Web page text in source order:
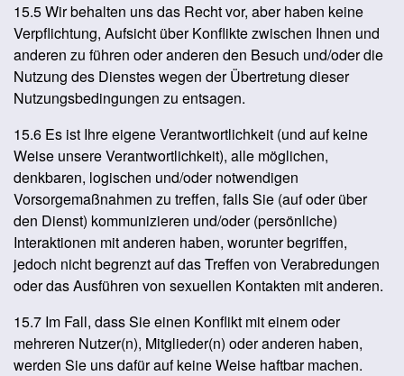
15.5 Wir behalten uns das Recht vor, aber haben keine
Verpflichtung, Aufsicht über Konflikte zwischen Ihnen und
anderen zu führen oder anderen den Besuch und/oder die
Nutzung des Dienstes wegen der Übertretung dieser
Nutzungsbedingungen zu entsagen.
15.6 Es ist Ihre eigene Verantwortlichkeit (und auf keine
Weise unsere Verantwortlichkeit), alle möglichen,
denkbaren, logischen und/oder notwendigen
Vorsorgemaßnahmen zu treffen, falls Sie (auf oder über
den Dienst) kommunizieren und/oder (persönliche)
Interaktionen mit anderen haben, worunter begriffen,
jedoch nicht begrenzt auf das Treffen von Verabredungen
oder das Ausführen von sexuellen Kontakten mit anderen.
15.7 Im Fall, dass Sie einen Konflikt mit einem oder
mehreren Nutzer(n), Mitglieder(n) oder anderen haben,
werden Sie uns dafür auf keine Weise haftbar machen.